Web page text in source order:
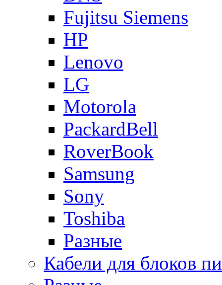
Fujitsu Siemens
HP
Lenovo
LG
Motorola
PackardBell
RoverBook
Samsung
Sony
Toshiba
Разные
Кабели для блоков